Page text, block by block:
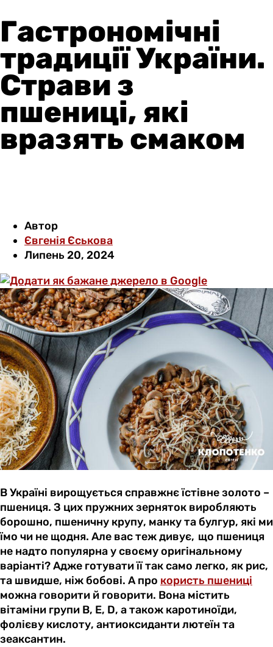
Гастрономічні
традиції України.
Страви з
пшениці, які
вразять смаком
Автор
Євгенія Єськова
Липень 20, 2024
В Україні вирощується справжнє їстівне золото –
пшениця. З цих пружних зерняток виробляють
борошно, пшеничну крупу, манку та булгур, які ми
їмо чи не щодня. Але вас теж дивує, що пшениця
не надто популярна у своєму оригінальному
варіанті? Адже готувати її так само легко, як рис,
та швидше, ніж бобові. А про користь пшениці
можна говорити й говорити. Вона містить
вітаміни групи В, Е, D, а також каротиноїди,
фолієву кислоту, антиоксиданти лютеїн та
зеаксантин.